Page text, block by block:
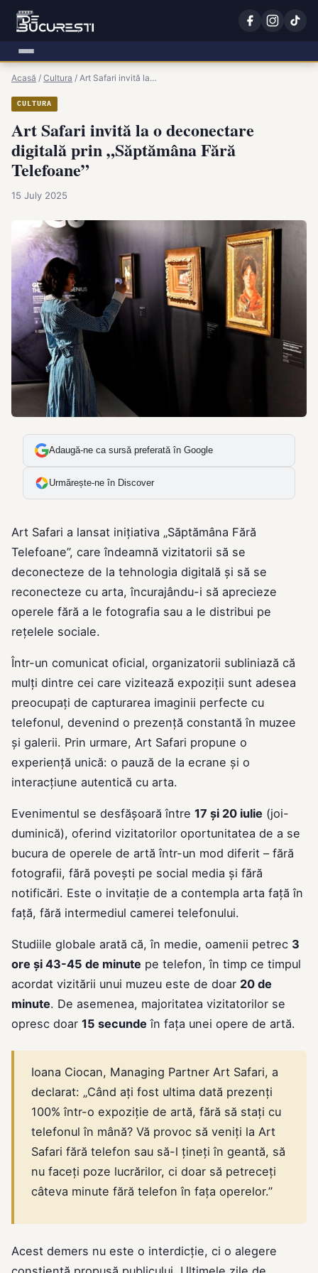
Acasă / Cultura / Art Safari invită la…
CULTURA
Art Safari invită la o deconectare
digitală prin „Săptămâna Fără
Telefoane”
15 July 2025
Adaugă-ne ca sursă preferată în Google
Urmărește-ne în Discover
Art Safari a lansat inițiativa „Săptămâna Fără
Telefoane”, care îndeamnă vizitatorii să se
deconecteze de la tehnologia digitală și să se
reconecteze cu arta, încurajându-i să aprecieze
operele fără a le fotografia sau a le distribui pe
rețelele sociale.
Într-un comunicat oficial, organizatorii subliniază că
mulți dintre cei care vizitează expoziții sunt adesea
preocupați de capturarea imaginii perfecte cu
telefonul, devenind o prezență constantă în muzee
și galerii. Prin urmare, Art Safari propune o
experiență unică: o pauză de la ecrane și o
interacțiune autentică cu arta.
Evenimentul se desfășoară între 17 și 20 iulie (joi-
duminică), oferind vizitatorilor oportunitatea de a se
bucura de operele de artă într-un mod diferit – fără
fotografii, fără povești pe social media și fără
notificări. Este o invitație de a contempla arta față în
față, fără intermediul camerei telefonului.
Studiile globale arată că, în medie, oamenii petrec 3
ore și 43-45 de minute pe telefon, în timp ce timpul
acordat vizitării unui muzeu este de doar 20 de
minute. De asemenea, majoritatea vizitatorilor se
opresc doar 15 secunde în fața unei opere de artă.
Ioana Ciocan, Managing Partner Art Safari, a
declarat: „Când ați fost ultima dată prezenți
100% într-o expoziție de artă, fără să stați cu
telefonul în mână? Vă provoc să veniți la Art
Safari fără telefon sau să-l țineți în geantă, să
nu faceți poze lucrărilor, ci doar să petreceți
câteva minute fără telefon în fața operelor.”
Acest demers nu este o interdicție, ci o alegere